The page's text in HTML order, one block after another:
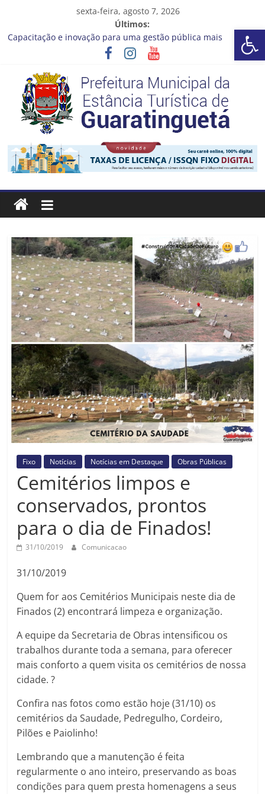
Barra de Ferramentas Aberta
sexta-feira, agosto 7, 2026
Últimos:
Capacitação e inovação para uma gestão pública mais
Seu próximo emprego pode estar mais perto do que você
imagina
Novo curso no Qualifica Guará
Prefeitura de Guaratinguetá divulga novo cronograma dos
editais da PNAB
Guaratinguetá realizará ação de vacinação contra a Febre
Amarela na região da Rocinha
Prefeitura
Estância
Turística
Guaratinguetá
Prefeitura
Estância
Turística
Guaratinguetá
Fixo Notícias Notícias em Destaque Obras Públicas
Cemitérios limpos e
conservados, prontos
para o dia de Finados!
31/10/2019 Comunicacao
31/10/2019
Quem for aos Cemitérios Municipais neste dia de
Finados (2) encontrará limpeza e organização.
A equipe da Secretaria de Obras intensificou os
trabalhos durante toda a semana, para oferecer
mais conforto a quem visita os cemitérios de nossa
cidade. ?
Confira nas fotos como estão hoje (31/10) os
cemitérios da Saudade, Pedregulho, Cordeiro,
Pilões e Paiolinho!
Lembrando que a manutenção é feita
regularmente o ano inteiro, preservando as boas
condições para quem presta homenagens a seus